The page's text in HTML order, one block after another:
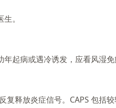
。
起病或遇冷诱发，应看风湿免
释放炎症信号。CAPS 包